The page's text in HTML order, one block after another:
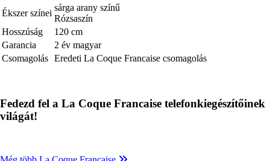
Ékszer színei
sárga arany színű
Rózsaszín
Hosszúság
120 cm
Garancia
2 év magyar
Csomagolás Eredeti La Coque Francaise csomagolás
Fedezd fel a La Coque Francaise telefonkiegészítőinek
világát!